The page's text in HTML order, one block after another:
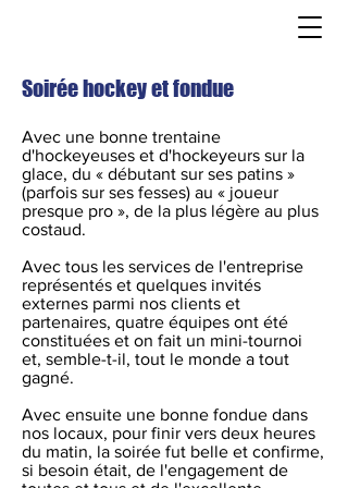
Soirée hockey et fondue
Avec une bonne trentaine
d'hockeyeuses et d'hockeyeurs sur la
glace, du « débutant sur ses patins »
(parfois sur ses fesses) au « joueur
presque pro », de la plus légère au plus
costaud.
Avec tous les services de l'entreprise
représentés et quelques invités
externes parmi nos clients et
partenaires, quatre équipes ont été
constituées et on fait un mini-tournoi
et, semble-t-il, tout le monde a tout
gagné.
Avec ensuite une bonne fondue dans
nos locaux, pour finir vers deux heures
du matin, la soirée fut belle et confirme,
si besoin était, de l'engagement de